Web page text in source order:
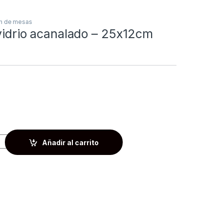
de mesas
acanalado – 25x12cm
Añadir al carrito